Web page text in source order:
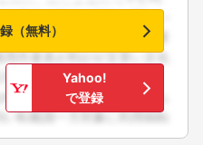
（無料）
Yahoo!
で登録